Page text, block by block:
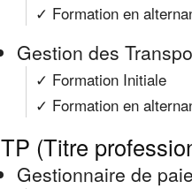
✓ Formation en
Gestion des
✓ Formation Initiale
✓ Formation en
TP (Titre
Gestionnaire de